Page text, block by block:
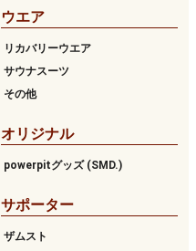
ウエア
リカバリーウエア
サウナスーツ
その他
オリジナル
powerpitグッズ (SMD.)
サポーター
ザムスト